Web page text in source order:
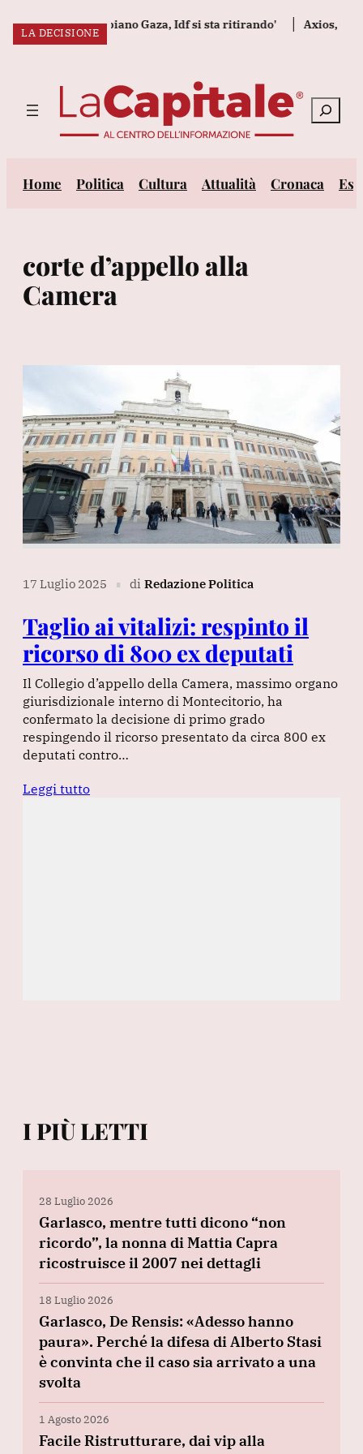
ULTIM’ORA:
una chance a piano Gaza, Idf si sta ritirando' Axios,
Cerca
Home Politica Cultura Attualità Cronaca
corte d’appello alla
Camera
LA DECISIONE
17 Luglio 2025 ∎ di Redazione Politica
Taglio ai vitalizi: respinto il
ricorso di 800 ex deputati
Il Collegio d’appello della Camera, massimo organo
giurisdizionale interno di Montecitorio, ha
confermato la decisione di primo grado
respingendo il ricorso presentato da circa 800 ex
deputati contro…
Leggi tutto
I PIÙ LETTI
28 Luglio 2026
Garlasco, mentre tutti dicono “non
ricordo”, la nonna di Mattia Capra
ricostruisce il 2007 nei dettagli
18 Luglio 2026
Garlasco, De Rensis: «Adesso hanno
paura». Perché la difesa di Alberto Stasi
è convinta che il caso sia arrivato a una
svolta
1 Agosto 2026
Facile Ristrutturare, dai vip alla